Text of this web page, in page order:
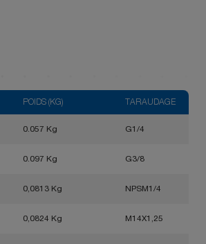
POIDS (KG) TARAUDAGE
0.057 Kg G1/4
0.097 Kg G3/8
0,0813 Kg NPSM1/4
0,0824 Kg M14X1,25